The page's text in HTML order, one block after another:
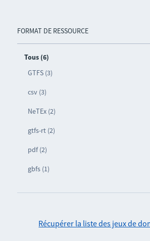
FORMAT DE RESSOURCE
Tous (6)
GTFS (3)
csv (3)
NeTEx (2)
gtfs-rt (2)
pdf (2)
gbfs (1)
Récupérer la liste des jeux de